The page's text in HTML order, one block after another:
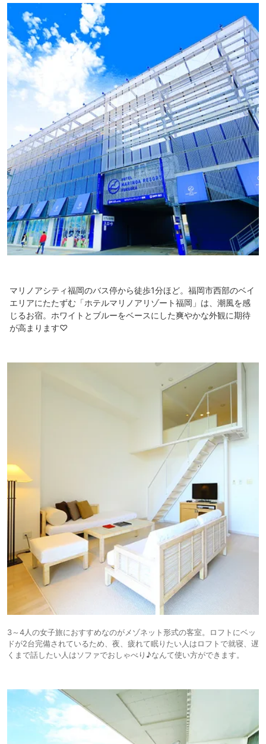
マリノアシティ福岡のバス停から徒歩1分ほど。福岡市西部のベイ
エリアにたたずむ「ホテルマリノアリゾート福岡」は、潮風を感
じるお宿。ホワイトとブルーをベースにした爽やかな外観に期待
が高まります♡
3～4人の女子旅におすすめなのがメゾネット形式の客室。ロフトにベッ
ドが2台完備されているため、夜、疲れて眠りたい人はロフトで就寝、遅
くまで話したい人はソファでおしゃべり♪なんて使い方ができます。